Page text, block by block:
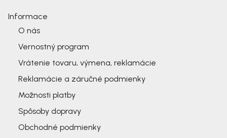
Informace
O nás
Vernostný program
Vrátenie tovaru, výmena, reklamácie
Reklamácie a záručné podmienky
Možnosti platby
Spôsoby dopravy
Obchodné podmienky